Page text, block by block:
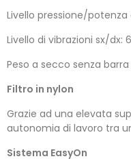
Livello pressione/potenza
Livello di vibrazioni sx/dx:
Peso a secco senza
Filtro in nylon
Grazie ad una elevata
autonomia di lavoro tra
Sistema EasyOn